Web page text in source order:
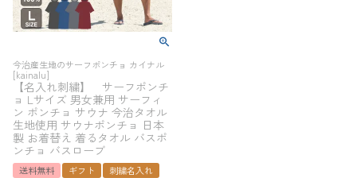
今治産生地のサーフポンチョ カイナル
[kainalu]
【名入れ刺繍】 サーフポンチ
ョ Lサイズ 男女兼用 サーフィ
ン ポンチョ サウナ 今治タオル
生地使用 サウナポンチョ 日本
製 お着替え 着るタオル バスポ
ンチョ バスローブ
送料無料 ギフト
刺繍名入れ